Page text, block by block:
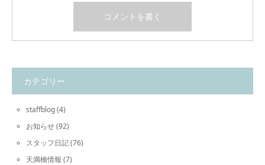
カテゴリー
staffblog(4)
お知らせ(92)
スタッフ日記(76)
天満橋情報 (7)